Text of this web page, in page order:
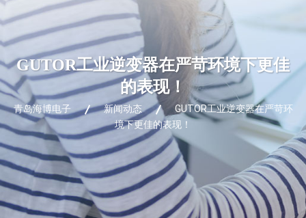
GUTOR工业逆变器在严苛环境下更佳
的表现！
青岛海博电子 新闻动态
GUTOR工业逆变器在严苛环
境下更佳的表现！